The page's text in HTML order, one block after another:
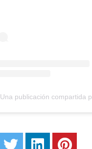
Una publicación compartida